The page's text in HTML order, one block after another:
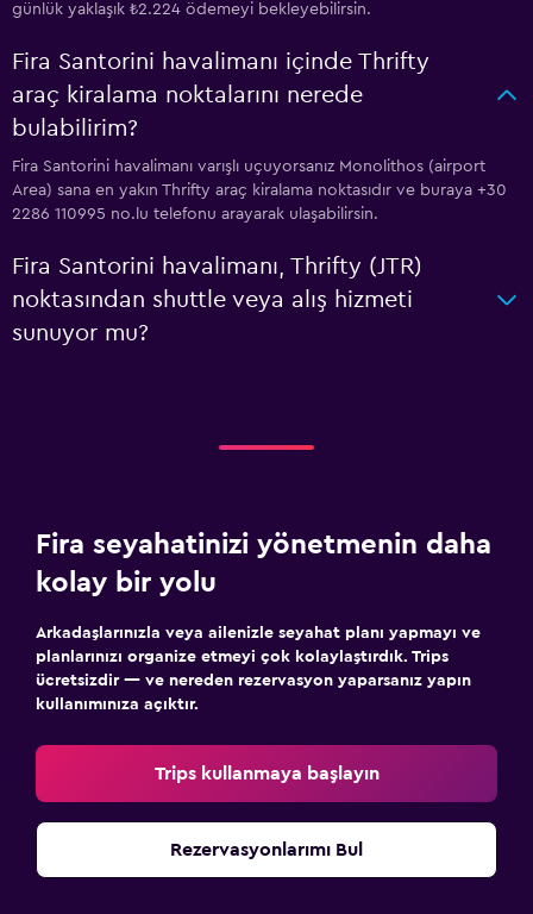
günlük yaklaşık ₺2.224 ödemeyi bekleyebilirsin.
Fira Santorini havalimanı içinde Thrifty
araç kiralama noktalarını nerede
bulabilirim?
Fira Santorini havalimanı varışlı uçuyorsanız Monolithos (airport
Area) sana en yakın Thrifty araç kiralama noktasıdır ve buraya +30
2286 110995 no.lu telefonu arayarak ulaşabilirsin.
Fira Santorini havalimanı, Thrifty (JTR)
noktasından shuttle veya alış hizmeti
sunuyor mu?
Fira seyahatinizi yönetmenin daha
kolay bir yolu
Arkadaşlarınızla veya ailenizle seyahat planı yapmayı ve
planlarınızı organize etmeyi çok kolaylaştırdık. Trips
ücretsizdir — ve nereden rezervasyon yaparsanız yapın
kullanımınıza açıktır.
Trips kullanmaya başlayın
Rezervasyonlarımı Bul